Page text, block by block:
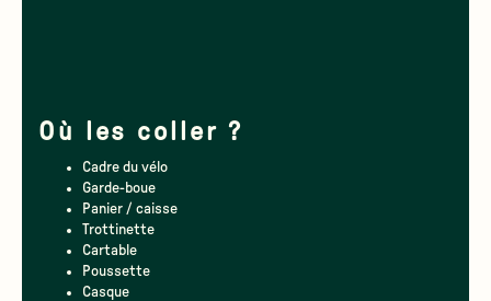
Où les coller ?
Cadre du vélo
Garde-boue
Panier / caisse
Trottinette
Cartable
Poussette
Casque